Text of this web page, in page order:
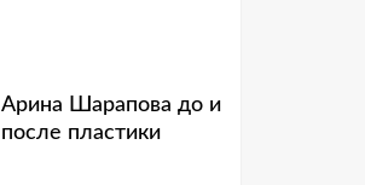
Арина Шарапова до и
после пластики